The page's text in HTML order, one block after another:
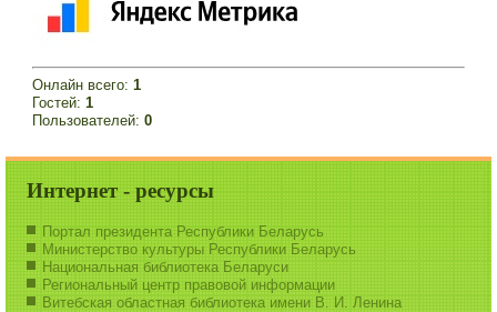
Онлайн всего:1
Гостей:1
Пользователей:0
Интернет - ресурсы
Портал президента Республики Беларусь
Министерство культуры Республики Беларусь
Национальная библиотека Беларуси
Региональный центр правовой информации
Витебская областная библиотека имени В. И. Ленина